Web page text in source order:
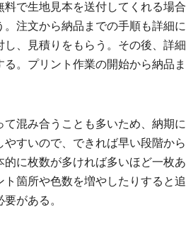
料で生地見本を送付してくれる場
。注文から納品までの手順も詳細
し、見積りをもらう。その後、詳
る。プリント作業の開始から納品
て混み合うことも多いため、納期
やすいので、できれば早い段階か
的に枚数が多ければ多いほど一枚
ト箇所や色数を増やしたりすると
がある。